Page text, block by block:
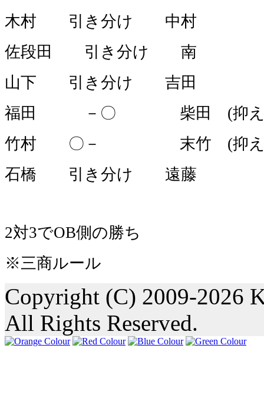
木村 引き分け 中村
佐段田 引き分け 南
山下 引き分け 吉田
福田 －〇 柴田 (抑え
竹村 〇－ 末竹 (抑え
石橋 引き分け 遠藤
2対3でOB側の勝ち
※三商ルール
Copyright (C) 2009-2026
All Rights Reserved.